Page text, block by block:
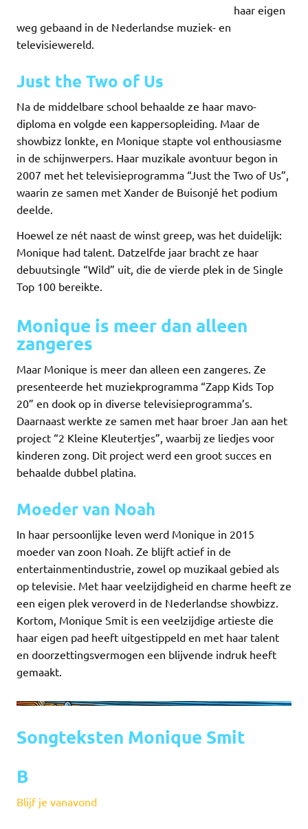
haar eigen
weg gebaand in de Nederlandse muziek- en
televisiewereld.
Just the Two of Us
Na de middelbare school behaalde ze haar mavo-
diploma en volgde een kappersopleiding. Maar de
showbizz lonkte, en Monique stapte vol enthousiasme
in de schijnwerpers. Haar muzikale avontuur begon in
2007 met het televisieprogramma “Just the Two of Us”,
waarin ze samen met Xander de Buisonjé het podium
deelde.
Hoewel ze nét naast de winst greep, was het duidelijk:
Monique had talent. Datzelfde jaar bracht ze haar
debuutsingle “Wild” uit, die de vierde plek in de Single
Top 100 bereikte.
Monique is meer dan alleen
zangeres
Maar Monique is meer dan alleen een zangeres. Ze
presenteerde het muziekprogramma “Zapp Kids Top
20” en dook op in diverse televisieprogramma’s.
Daarnaast werkte ze samen met haar broer Jan aan het
project “2 Kleine Kleutertjes”, waarbij ze liedjes voor
kinderen zong. Dit project werd een groot succes en
behaalde dubbel platina.
Moeder van Noah
In haar persoonlijke leven werd Monique in 2015
moeder van zoon Noah. Ze blijft actief in de
entertainmentindustrie, zowel op muzikaal gebied als
op televisie. Met haar veelzijdigheid en charme heeft ze
een eigen plek veroverd in de Nederlandse showbizz.
Kortom, Monique Smit is een veelzijdige artieste die
haar eigen pad heeft uitgestippeld en met haar talent
en doorzettingsvermogen een blijvende indruk heeft
gemaakt.
Songteksten Monique Smit
B
Blijf je vanavond